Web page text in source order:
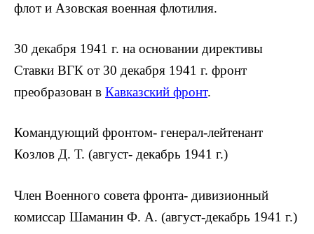
флот и Азовская военная флотилия.
30 декабря 1941 г. на основании ди­рективы
Ставки ВГК от 30 декабря 1941 г. фронт
преобразован в Кавказ­ский фронт.
Командующий фронтом- генерал-лейтенант
Козлов Д. Т. (август- де­кабрь 1941 г.)
Член Военного совета фронта- ди­визионный
комиссар Шаманин Ф. А. (август-декабрь 1941 г.)